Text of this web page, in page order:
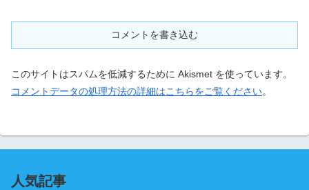
コメントを書き込む
このサイトはスパムを低減するために Akismet を使っています。
コメントデータの処理方法の詳細はこちらをご覧ください。
人気記事